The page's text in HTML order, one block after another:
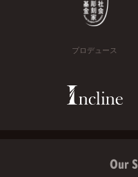
プロデュース
Our